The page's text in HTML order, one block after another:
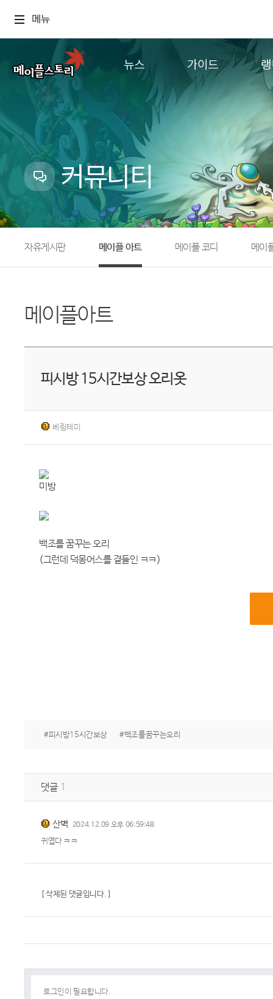
메뉴
뉴스
업데이트
이벤트
캐시샵 공지
메이플 알림판
with maple
가이드
추가정보
컨텐
커뮤니티
자유게시판 메이플 아트 메이플 코디 메이
메이플아트
피시방 15시간보상 오리옷
베링테미
미방
백조를 꿈꾸는 오리
(그런데 덕몽어스를 곁들인 ㅋㅋ)
#피시방15시간보상 #백조를꿈꾸는오리
댓글 1
산벽 2024.12.09 오후 06:59:48
귀엽다 ㅋㅋ
[ 삭제된 댓글입니다. ]